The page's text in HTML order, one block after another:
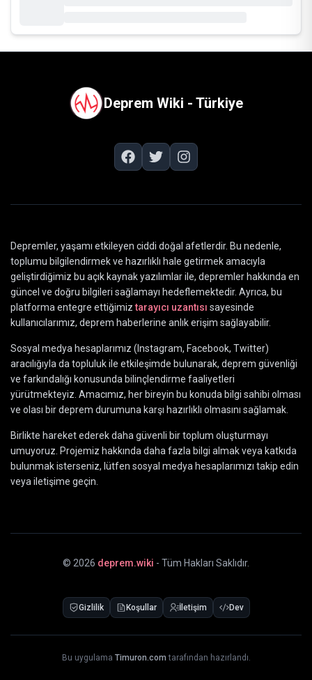
Deprem Wiki - Türkiye
Depremler, yaşamı etkileyen ciddi doğal afetlerdir. Bu nedenle,
toplumu bilgilendirmek ve hazırlıklı hale getirmek amacıyla
geliştirdiğimiz bu açık kaynak yazılımlar ile, depremler hakkında en
güncel ve doğru bilgileri sağlamayı hedeflemektedir. Ayrıca, bu
platforma entegre ettiğimiz tarayıcı uzantısı sayesinde
kullanıcılarımız, deprem haberlerine anlık erişim sağlayabilir.
Sosyal medya hesaplarımız (Instagram, Facebook, Twitter)
aracılığıyla da topluluk ile etkileşimde bulunarak, deprem güvenliği
ve farkındalığı konusunda bilinçlendirme faaliyetleri
yürütmekteyiz. Amacımız, her bireyin bu konuda bilgi sahibi olması
ve olası bir deprem durumuna karşı hazırlıklı olmasını sağlamak.
Birlikte hareket ederek daha güvenli bir toplum oluşturmayı
umuyoruz. Projemiz hakkında daha fazla bilgi almak veya katkıda
bulunmak isterseniz, lütfen sosyal medya hesaplarımızı takip edin
veya iletişime geçin.
© 2026 deprem.wiki - Tüm Hakları Saklıdır.
Gizlilik Koşullar İletişim Dev
Bu uygulama Timuron.com tarafından hazırlandı.